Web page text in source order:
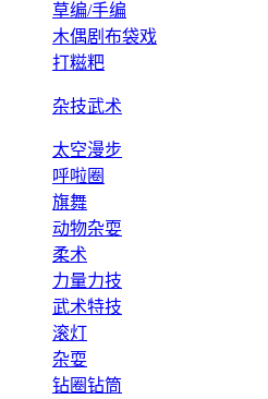
草编/手编
木偶剧布袋戏
打糍粑
杂技武术
太空漫步
呼啦圈
旗舞
动物杂耍
柔术
力量力技
武术特技
滚灯
杂耍
钻圈钻筒